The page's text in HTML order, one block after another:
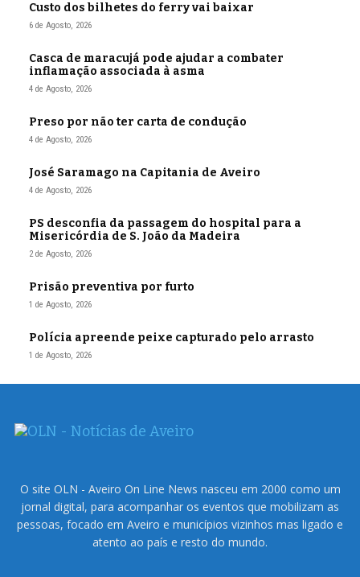
Custo dos bilhetes do ferry vai baixar
6 de Agosto, 2026
Casca de maracujá pode ajudar a combater
inflamação associada à asma
4 de Agosto, 2026
Preso por não ter carta de condução
4 de Agosto, 2026
José Saramago na Capitania de Aveiro
4 de Agosto, 2026
PS desconfia da passagem do hospital para a
Misericórdia de S. João da Madeira
2 de Agosto, 2026
Prisão preventiva por furto
1 de Agosto, 2026
Polícia apreende peixe capturado pelo arrasto
1 de Agosto, 2026
O site OLN - Aveiro On Line News nasceu em 2000 como um
jornal digital, para acompanhar os eventos que mobilizam as
pessoas, focado em Aveiro e municípios vizinhos mas ligado e
atento ao país e resto do mundo.